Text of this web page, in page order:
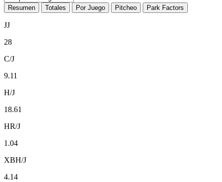
Resumen Totales Por Juego Pitcheo Park Factors
JJ
28
C/J
9.11
H/J
18.61
HR/J
1.04
XBH/J
4.14